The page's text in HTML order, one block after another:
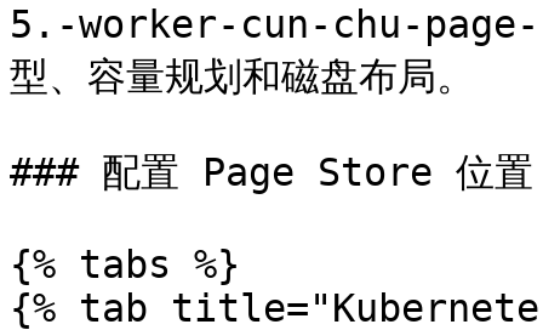
5.-worker-cun-chu-page-
型、容量规划和磁盘布局。
### 配置 Page Store 位置
{% tabs %}
{% tab